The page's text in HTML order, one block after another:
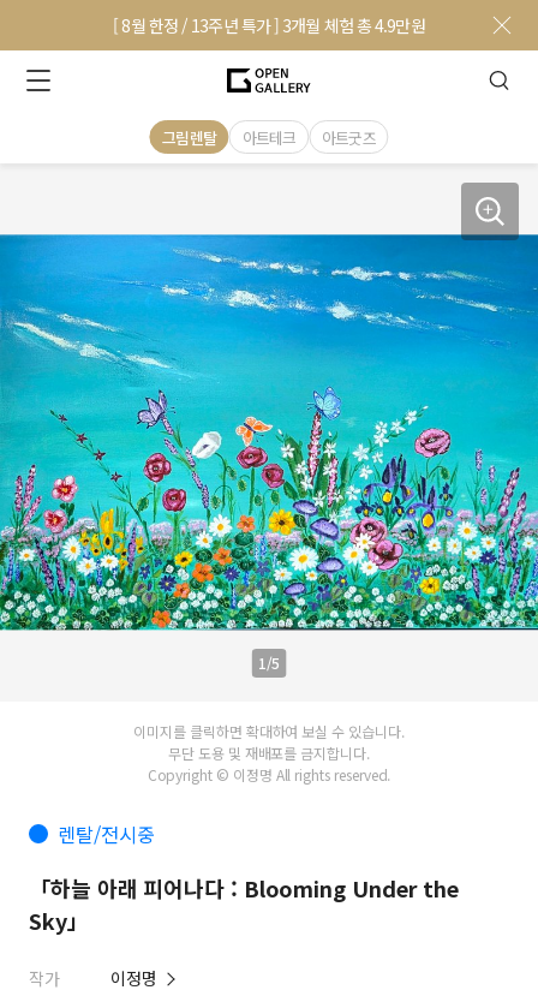
[ 8월 한정 / 13주년 특가 ] 3개월 체험 총 4.9만원
그림렌탈 아트테크 아트굿즈
1/5
이미지를 클릭하면 확대하여 보실 수 있습니다.
무단 도용 및 재배포를 금지합니다.
Copyright © 이정명 All rights reserved.
렌탈/전시중
「하늘 아래 피어나다 : Blooming Under the
Sky」
작가
이정명